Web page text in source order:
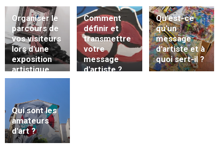
Organiser le
parcours de
vos visiteurs
lors d'une
exposition
artistique
Comment
définir et
transmettre
votre
message
d'artiste ?
Qu'est-ce
qu'un
message
d'artiste et à
quoi sert-il ?
Qui sont les
amateurs
d'art ?